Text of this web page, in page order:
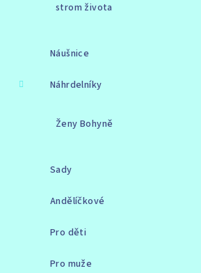
strom života
Náušnice
Náhrdelníky
Ženy Bohyně
Sady
Andělíčkové
Pro děti
Pro muže